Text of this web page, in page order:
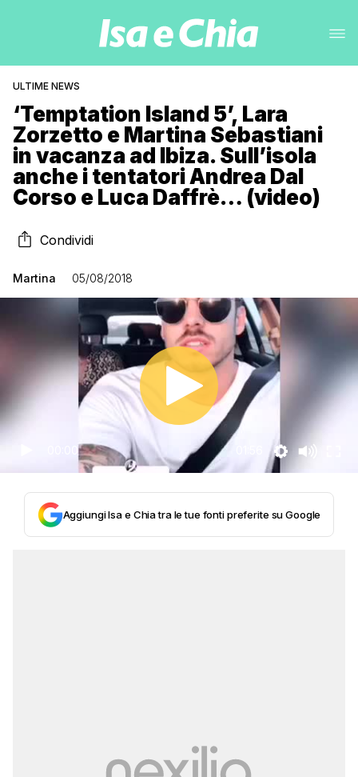
ULTIME NEWS
‘Temptation Island 5’, Lara
Zorzetto e Martina Sebastiani
in vacanza ad Ibiza. Sull’isola
anche i tentatori Andrea Dal
Corso e Luca Daffrè… (video)
Condividi
Martina 05/08/2018
Aggiungi Isa e Chia tra le tue fonti preferite su Google